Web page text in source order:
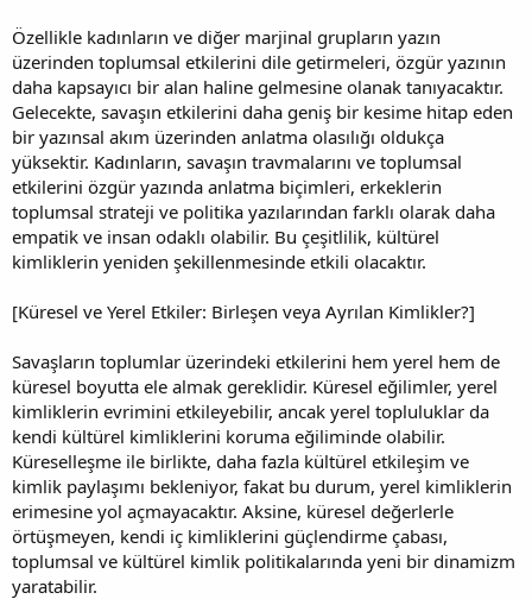
Özellikle kadınların ve diğer marjinal grupların yazın
üzerinden toplumsal etkilerini dile getirmeleri, özgür yazının
daha kapsayıcı bir alan haline gelmesine olanak tanıyacaktır.
Gelecekte, savaşın etkilerini daha geniş bir kesime hitap eden
bir yazınsal akım üzerinden anlatma olasılığı oldukça
yüksektir. Kadınların, savaşın travmalarını ve toplumsal
etkilerini özgür yazında anlatma biçimleri, erkeklerin
toplumsal strateji ve politika yazılarından farklı olarak daha
empatik ve insan odaklı olabilir. Bu çeşitlilik, kültürel
kimliklerin yeniden şekillenmesinde etkili olacaktır.
[Küresel ve Yerel Etkiler: Birleşen veya Ayrılan Kimlikler?]
Savaşların toplumlar üzerindeki etkilerini hem yerel hem de
küresel boyutta ele almak gereklidir. Küresel eğilimler, yerel
kimliklerin evrimini etkileyebilir, ancak yerel topluluklar da
kendi kültürel kimliklerini koruma eğiliminde olabilir.
Küreselleşme ile birlikte, daha fazla kültürel etkileşim ve
kimlik paylaşımı bekleniyor, fakat bu durum, yerel kimliklerin
erimesine yol açmayacaktır. Aksine, küresel değerlerle
örtüşmeyen, kendi iç kimliklerini güçlendirme çabası,
toplumsal ve kültürel kimlik politikalarında yeni bir dinamizm
yaratabilir.